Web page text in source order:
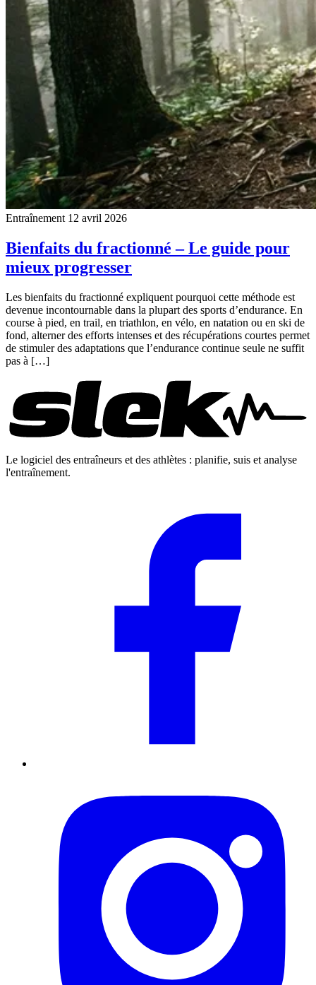
Entraînement 12 avril 2026
Bienfaits du fractionné – Le guide pour
mieux progresser
Les bienfaits du fractionné expliquent pourquoi cette méthode est
devenue incontournable dans la plupart des sports d’endurance. En
course à pied, en trail, en triathlon, en vélo, en natation ou en ski de
fond, alterner des efforts intenses et des récupérations courtes permet
de stimuler des adaptations que l’endurance continue seule ne suffit
pas à […]
Le logiciel des entraîneurs et des athlètes : planifie, suis et analyse
l'entraînement.